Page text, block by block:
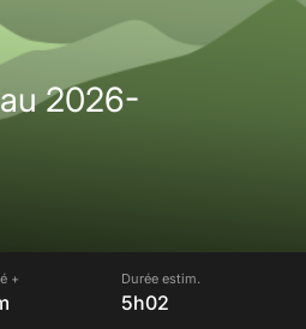
2026-
+ Durée estim.
5h02